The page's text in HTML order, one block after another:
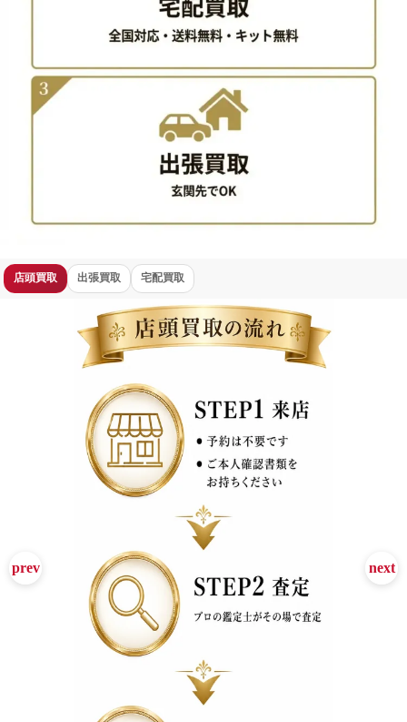
ベアンスフレランクA
カプシーヌ ランクA ¥153,000
シャネル
フラップ ランクAB¥85,000
ブランド衣料買取実績
品目
ノーカラージャケット
ブランケット
ルイ・ヴィトンモノグラムチェーン - ¥40,000
BRAND OFF ラ・ポルト青山店 買取方法一覧: 選べる3つの
BRAND OFF ラ・ポルト青山店 買取方法 - 店頭買取の流れ:
店頭買取 出張買取 宅配買取